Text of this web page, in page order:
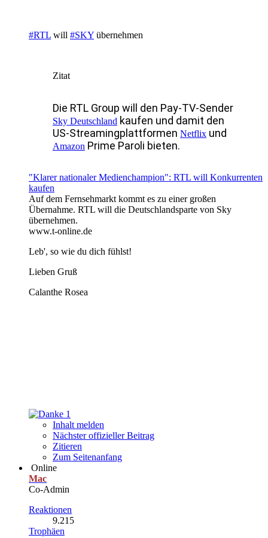
#RTL will #SKY übernehmen
Zitat
Die RTL Group will den Pay-TV-Sender
Sky Deutschland kaufen und damit den
US-Streamingplattformen Netflix und
Amazon Prime Paroli bieten.
"Klarer nationaler Medienchampion": RTL will Konkurrenten
kaufen
Auf dem Fernsehmarkt kommt es zu einer großen
Übernahme. RTL will die Deutschlandsparte von Sky
übernehmen.
www.t-online.de
Leb', so wie du dich fühlst!
Lieben Gruß
Calanthe Rosea
1
Inhalt melden
Nächster offizieller Beitrag
Zitieren
Zum Seitenanfang
Online
Mac
Co-Admin
Reaktionen
9.215
Trophäen